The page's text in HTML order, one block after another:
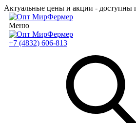
Актуальные цены и акции - доступны
Меню
+7 (4832) 606-813